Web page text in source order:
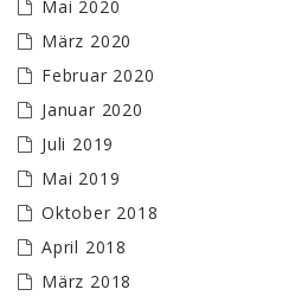
Mai 2020
März 2020
Februar 2020
Januar 2020
Juli 2019
Mai 2019
Oktober 2018
April 2018
März 2018